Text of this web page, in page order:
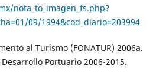
nota_to_imagen_fs.php?
09/1994&cod_diario=203994
al Turismo (FONATUR) 2006a.
Portuario 2006-2015.